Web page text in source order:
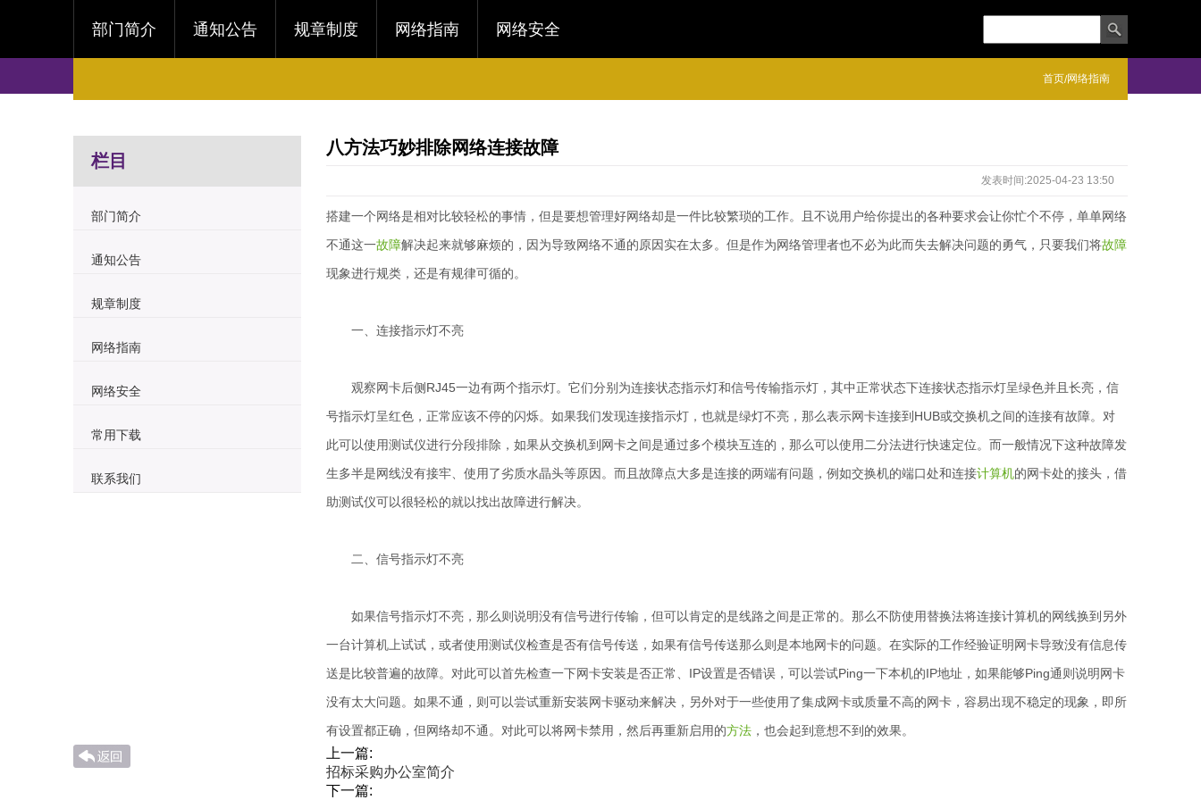
部门简介 通知公告 规章制度 网络指南 网络安全
首页/网络指南
栏目
部门简介
通知公告
规章制度
网络指南
网络安全
常用下载
联系我们
八方法巧妙排除网络连接故障
发表时间:2025-04-23 13:50
搭建一个网络是相对比较轻松的事情，但是要想管理好网络却是一件比较繁琐的工作。且不说用户给你提出的各种要求会让你忙个不停，单单网络
不通这一故障解决起来就够麻烦的，因为导致网络不通的原因实在太多。但是作为网络管理者也不必为此而失去解决问题的勇气，只要我们将故障
现象进行规类，还是有规律可循的。
一、连接指示灯不亮
观察网卡后侧RJ45一边有两个指示灯。它们分别为连接状态指示灯和信号传输指示灯，其中正常状态下连接状态指示灯呈绿色并且长亮，信
号指示灯呈红色，正常应该不停的闪烁。如果我们发现连接指示灯，也就是绿灯不亮，那么表示网卡连接到HUB或交换机之间的连接有故障。对
此可以使用测试仪进行分段排除，如果从交换机到网卡之间是通过多个模块互连的，那么可以使用二分法进行快速定位。而一般情况下这种故障发
生多半是网线没有接牢、使用了劣质水晶头等原因。而且故障点大多是连接的两端有问题，例如交换机的端口处和连接计算机的网卡处的接头，借
助测试仪可以很轻松的就以找出故障进行解决。
二、信号指示灯不亮
如果信号指示灯不亮，那么则说明没有信号进行传输，但可以肯定的是线路之间是正常的。那么不防使用替换法将连接计算机的网线换到另外
一台计算机上试试，或者使用测试仪检查是否有信号传送，如果有信号传送那么则是本地网卡的问题。在实际的工作经验证明网卡导致没有信息传
送是比较普遍的故障。对此可以首先检查一下网卡安装是否正常、IP设置是否错误，可以尝试Ping一下本机的IP地址，如果能够Ping通则说明网卡
没有太大问题。如果不通，则可以尝试重新安装网卡驱动来解决，另外对于一些使用了集成网卡或质量不高的网卡，容易出现不稳定的现象，即所
有设置都正确，但网络却不通。对此可以将网卡禁用，然后再重新启用的方法 ，也会起到意想不到的效果。
上一篇:
招标采购办公室简介
下一篇: